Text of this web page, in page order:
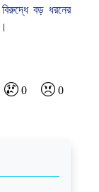
বিরুদ্ধে বড় ধরনের
0 0